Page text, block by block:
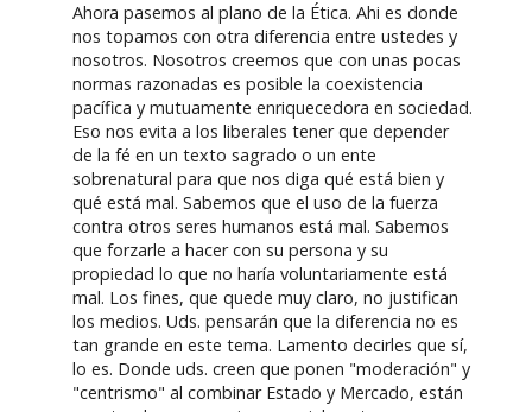
Ahora pasemos al plano de la Ética. Ahi es donde
nos topamos con otra diferencia entre ustedes y
nosotros. Nosotros creemos que con unas pocas
normas razonadas es posible la coexistencia
pacífica y mutuamente enriquecedora en sociedad.
Eso nos evita a los liberales tener que depender
de la fé en un texto sagrado o un ente
sobrenatural para que nos diga qué está bien y
qué está mal. Sabemos que el uso de la fuerza
contra otros seres humanos está mal. Sabemos
que forzarle a hacer con su persona y su
propiedad lo que no haría voluntariamente está
mal. Los fines, que quede muy claro, no justifican
los medios. Uds. pensarán que la diferencia no es
tan grande en este tema. Lamento decirles que sí,
lo es. Donde uds. creen que ponen "moderación" y
"centrismo" al combinar Estado y Mercado, están